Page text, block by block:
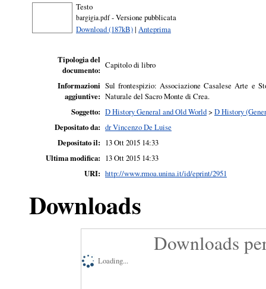
Testo
bargigia.pdf- Versione pubblicata
Download (187kB)| Anteprima
Tipologia del
documento: Capitolo di libro
Informazioni
aggiuntive:
Sul frontespizio: Associazione Casalese Arte e
Naturale del Sacro Monte di Crea.
Soggetto: D History General and Old World> D History
Depositato da: dr Vincenzo De Luise
Depositato il: 13 Ott 2015 14:33
Ultima modifica: 13 Ott 2015 14:33
URI: http://www.rmoa.unina.it/id/eprint/2951
Downloads
Downloads
Loading...